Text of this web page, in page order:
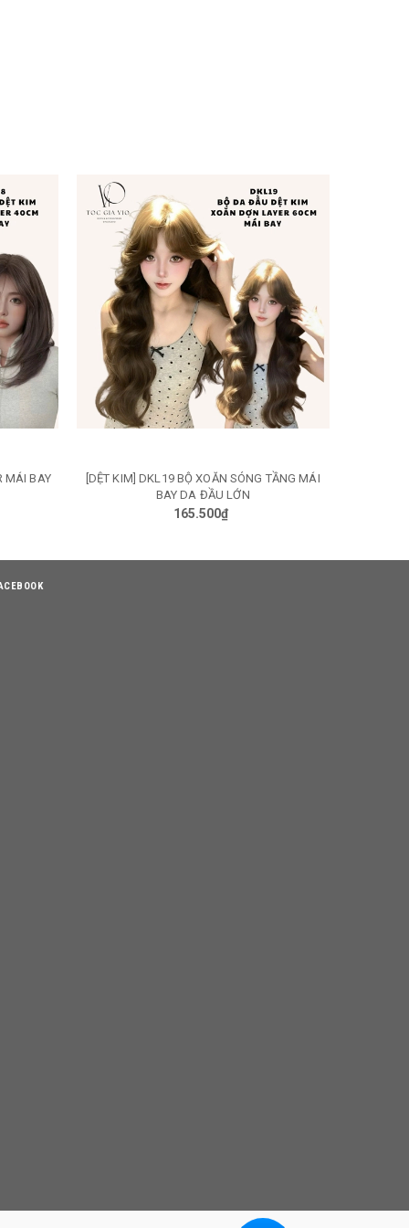
MÁI BAY TÙY CHỌN
[DỆT KIM] DKL19 BỘ XOĂN SÓNG TẦNG MÁI
BAY DA ĐẦU LỚN
165.500₫